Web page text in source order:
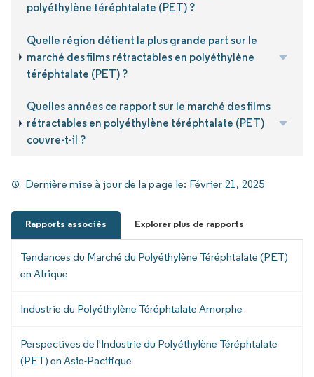
polyéthylène téréphtalate (PET) ?
Quelle région détient la plus grande part sur le
marché des films rétractables en polyéthylène
téréphtalate (PET) ?
Quelles années ce rapport sur le marché des films
rétractables en polyéthylène téréphtalate (PET)
couvre-t-il ?
Dernière mise à jour de la page le: Février 21, 2025
Rapports associés Explorer plus de rapports
Tendances du Marché du Polyéthylène Téréphtalate (PET)
en Afrique
Industrie du Polyéthylène Téréphtalate Amorphe
Perspectives de l'Industrie du Polyéthylène Téréphtalate
(PET) en Asie-Pacifique